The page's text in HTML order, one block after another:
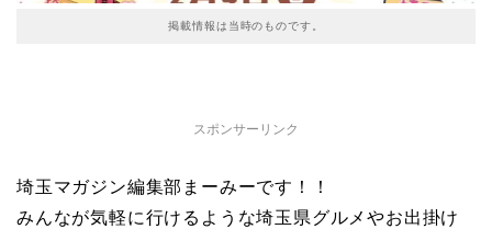
掲載情報は当時のものです。
スポンサーリンク
埼玉マガジン編集部まーみーです！！
みんなが気軽に行けるような埼玉県グルメやお出掛け